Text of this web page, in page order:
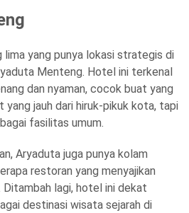
yang punya lokasi strategis di
Menteng. Hotel ini terkenal
dan nyaman, cocok buat yang
jauh dari hiruk-pikuk kota, tapi
fasilitas umum.
Aryaduta juga punya kolam
restoran yang menyajikan
Ditambah lagi, hotel ini dekat
destinasi wisata sejarah di